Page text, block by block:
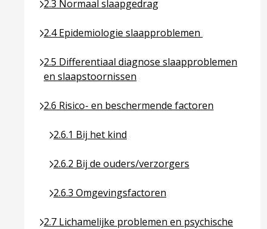
2.3 Normaal slaapgedrag
Ga naar pagina over 2.3 Normaal slaapgedrag
2.4 Epidemiologie slaapproblemen
Ga naar pagina over 2.4 Epidemiologie
2.5 Differentiaal diagnose slaapproblemen
en slaapstoornissen
Ga naar pagina over 2.5 Differentiaal diagnose
2.6 Risico- en beschermende factoren
Ga naar pagina over 2.6 Risico- en beschermende
2.6.1 Bij het kind
Ga naar pagina over 2.6.1 Bij het kind
2.6.2 Bij de ouders/verzorgers
Ga naar pagina over 2.6.2 Bij de ouders/
2.6.3 Omgevingsfactoren
Ga naar pagina over 2.6.3 Omgevingsfactoren
2.7 Lichamelijke problemen en psychische
Ga naar pagina over 2.7 Lichamelijke problemen